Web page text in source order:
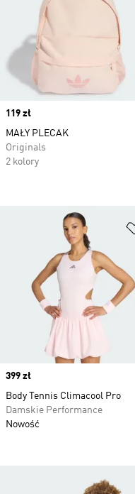
Price
119 zł
MAŁY PLECAK
Originals
2 kolory
Price
399 zł
Body Tennis Climacool Pro
Damskie Performance
Nowość